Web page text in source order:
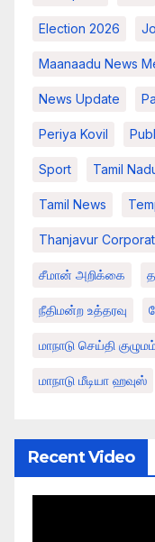
Election 2026
Maanaadu News
News Update
Periya Kovil
Sport Tamil
Tamil News
Thanjavur
சீமான் அறிக்கை
நீதிமன்ற உத்தரவு
மாநாடு செய்தி
மாநாடு மீடியா ஹவுஸ்
Recent Video